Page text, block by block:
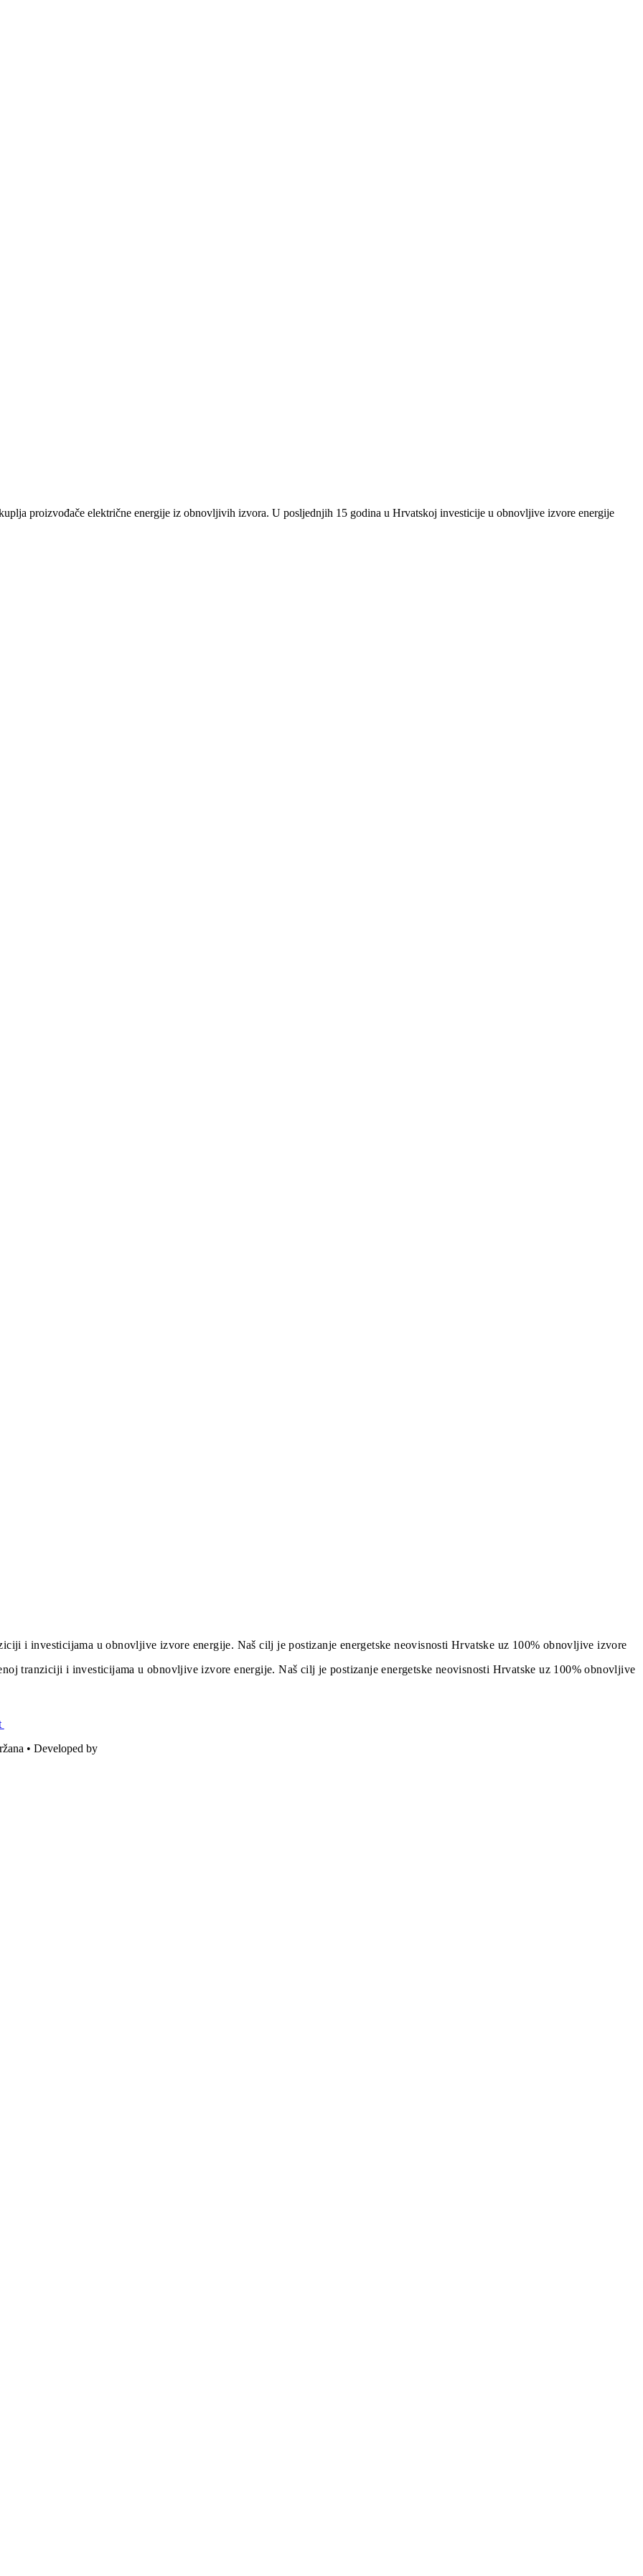
proizvođače električne energije iz obnovljivih izvora. U posljednjih 15 godina u Hrvatskoj investicije u obnovljive izvore energije
i investicijama u obnovljive izvore energije. Naš cilj je postizanje energetske neovisnosti Hrvatske uz 100% obnovljive izvore
tranziciji i investicijama u obnovljive izvore energije. Naš cilj je postizanje energetske neovisnosti Hrvatske uz 100% obnovljive
• Developed by